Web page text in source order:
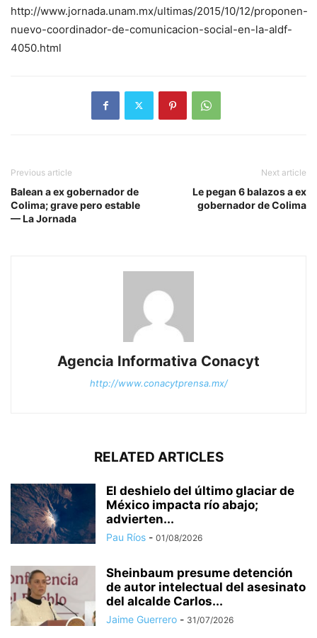
http://www.jornada.unam.mx/ultimas/2015/10/12/proponen-
nuevo-coordinador-de-comunicacion-social-en-la-aldf-
4050.html
Previous article
Balean a ex gobernador de
Colima; grave pero estable
— La Jornada
Next article
Le pegan 6 balazos a ex
gobernador de Colima
Agencia Informativa Conacyt
http://www.conacytprensa.mx/
RELATED ARTICLES
El deshielo del último glaciar de
México impacta río abajo;
advierten...
Pau Ríos - 01/08/2026
Sheinbaum presume detención
de autor intelectual del asesinato
del alcalde Carlos...
Jaime Guerrero - 31/07/2026